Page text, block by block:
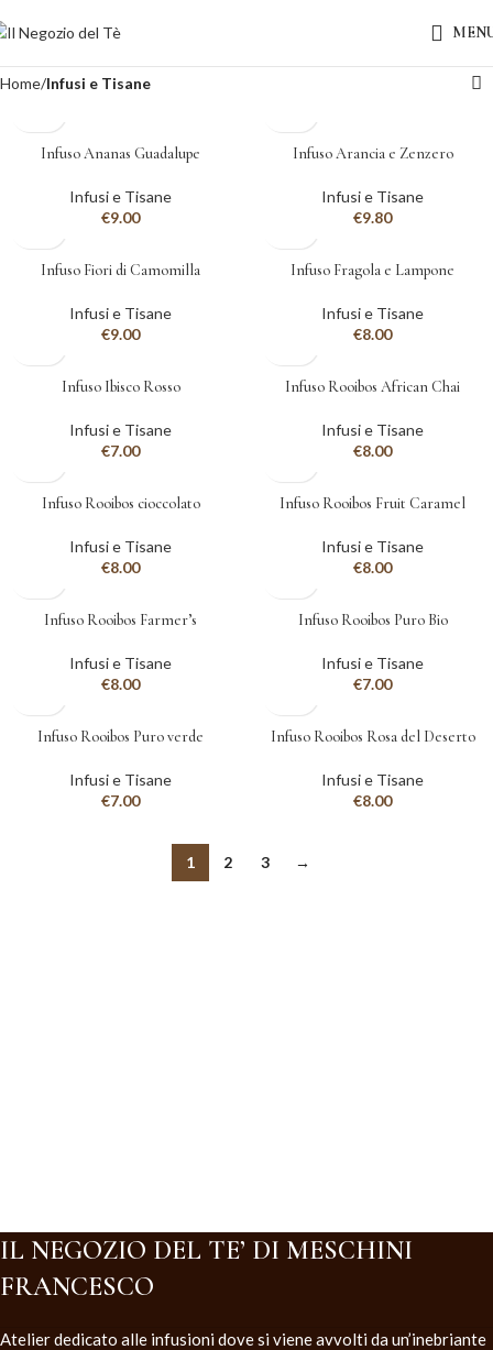
Home Infusi e Tisane
Infuso Ananas Guadalupe
Infusi e Tisane
€9.00
Infuso Arancia e Zenzero
Infusi e Tisane
€9.80
Infuso Fiori di Camomilla
Infusi e Tisane
€9.00
Infuso Fragola e Lampone
Infusi e Tisane
€8.00
Infuso Ibisco Rosso
Infusi e Tisane
€7.00
Infuso Rooibos African Chai
Infusi e Tisane
€8.00
Infuso Rooibos cioccolato
Infusi e Tisane
€8.00
Infuso Rooibos Fruit Caramel
Infusi e Tisane
€8.00
Infuso Rooibos Farmer’s
Infusi e Tisane
€8.00
Infuso Rooibos Puro Bio
Infusi e Tisane
€7.00
ESAURITO
Infuso Rooibos Puro verde
Infusi e Tisane
€7.00
ESAURITO
Infuso Rooibos Rosa del Deserto
Infusi e Tisane
€8.00
1 2 3 →
IL NEGOZIO DEL TE’ DI MESCHINI
FRANCESCO
Atelier dedicato alle infusioni dove si viene avvolti da un’inebriante